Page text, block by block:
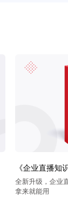
《企业直播知
全新升级，企业
拿来就能用